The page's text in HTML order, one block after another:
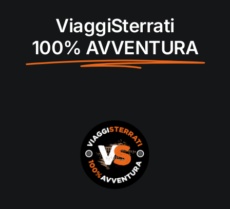
ViaggiSterrati
100% AVVENTURA